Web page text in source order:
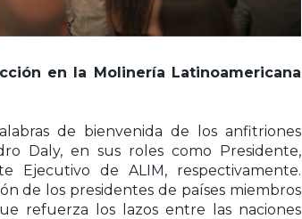
en la Molinería Latinoamericana
de bienvenida de los anfitriones
Daly, en sus roles como Presidente,
Ejecutivo de ALIM, respectivamente.
de los presidentes de países miembros
refuerza los lazos entre las naciones